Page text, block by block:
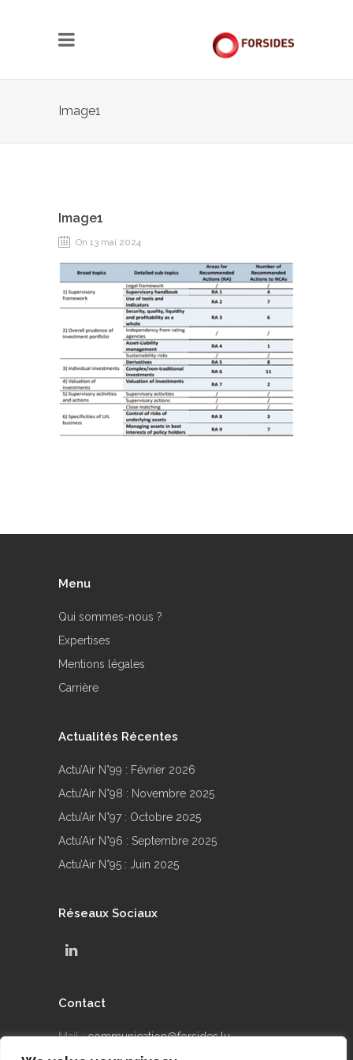
Image1
Image1
On 13 mai 2024
Menu
Qui sommes-nous ?
Expertises
Mentions légales
Carrière
Actualités Récentes
Actu’Air N°99 : Février 2026
Actu’Air N°98 : Novembre 2025
Actu’Air N°97 : Octobre 2025
Actu’Air N°96 : Septembre 2025
Actu’Air N°95 : Juin 2025
Réseaux Sociaux
Contact
Mail :communication@forsides.lu